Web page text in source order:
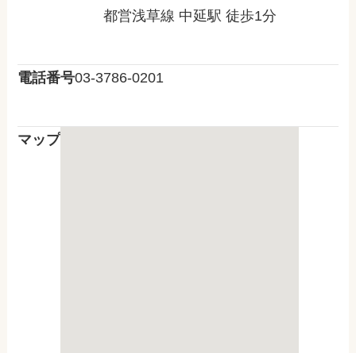
都営浅草線 中延駅 徒歩1分
電話番号03-3786-0201
マップ